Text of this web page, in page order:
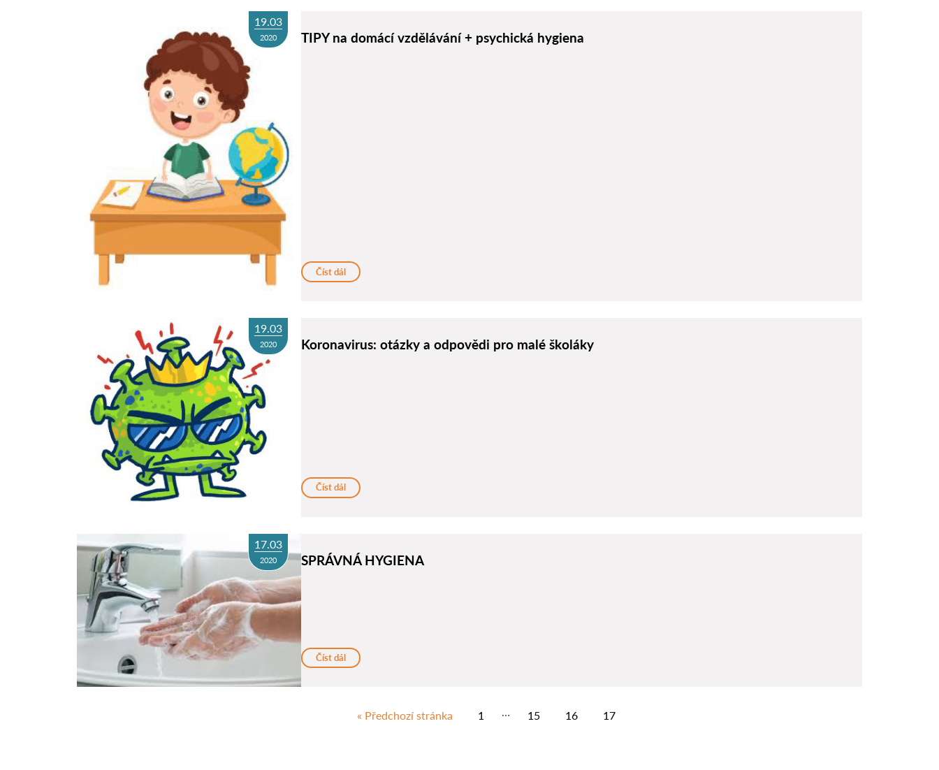
19.03
2020 TIPY na domácí vzdělávání + psychická hygiena
Číst dál
19.03
2020 Koronavirus: otázky a odpovědi pro malé školáky
Číst dál
17.03
2020 SPRÁVNÁ HYGIENA
Číst dál
« Předchozí stránka 1 … 15 16 17